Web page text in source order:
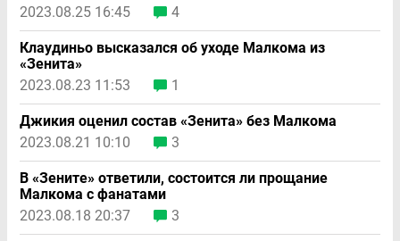
2023.08.25 16:45
4
Клаудиньо высказался об уходе Малкома из
«Зенита»
2023.08.23 11:53
1
Джикия оценил состав «Зенита» без Малкома
2023.08.21 10:10
3
В «Зените» ответили, состоится ли прощание
Малкома с фанатами
2023.08.18 20:37
3